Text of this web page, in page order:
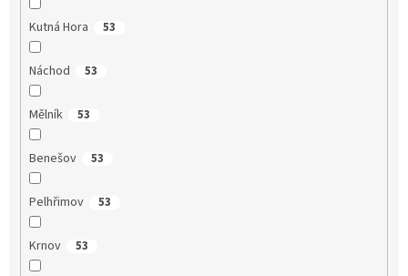
Kutná Hora 53
Náchod 53
Mělník 53
Benešov 53
Pelhřimov 53
Krnov 53